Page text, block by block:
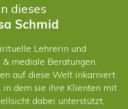
dieses
Schmid
Lehrerin und
mediale Beratungen.
auf diese Welt inkarniert
dem sie ihre Klienten mit
dabei unterstützt,